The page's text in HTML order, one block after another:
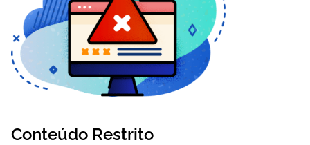
Conteúdo Restrito